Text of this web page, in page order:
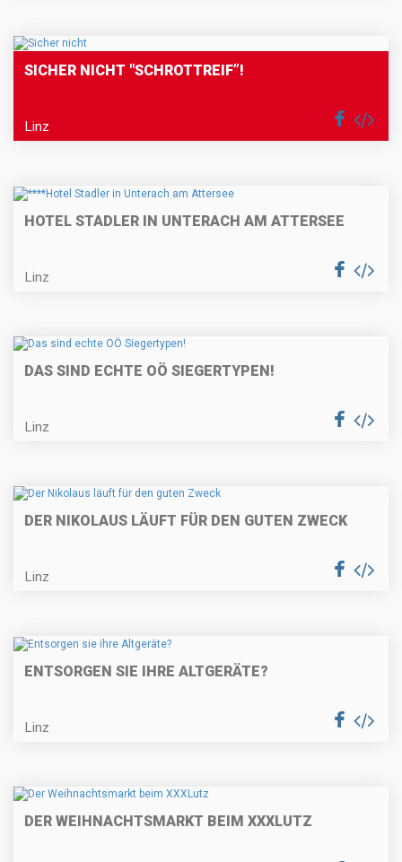
SICHER NICHT "SCHROTTREIF”!
Linz
HOTEL STADLER IN UNTERACH AM ATTERSEE
Linz
DAS SIND ECHTE OÖ SIEGERTYPEN!
Linz
DER NIKOLAUS LÄUFT FÜR DEN GUTEN ZWECK
Linz
ENTSORGEN SIE IHRE ALTGERÄTE?
Linz
DER WEIHNACHTSMARKT BEIM XXXLUTZ